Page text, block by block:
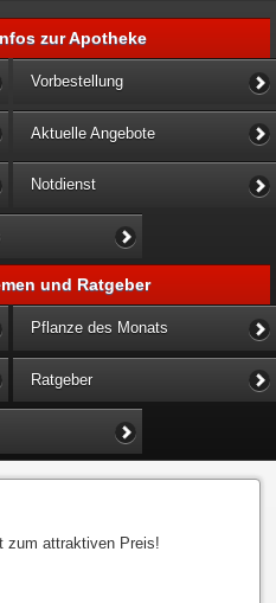
zur Apotheke
Vorbestellung
Aktuelle Angebote
Notdienst
und Ratgeber
Pflanze des Monats
Ratgeber
zum attraktiven Preis!